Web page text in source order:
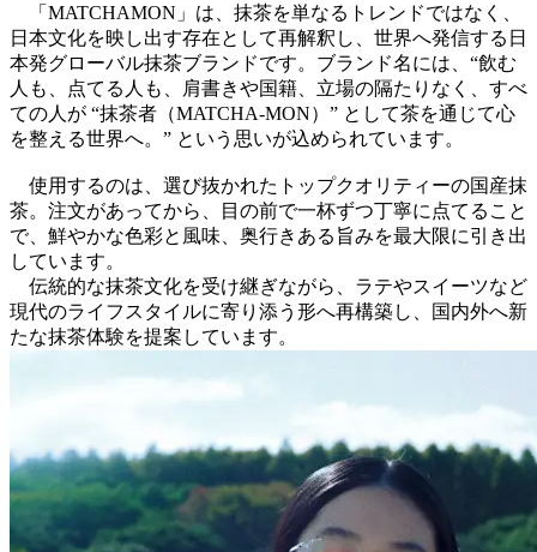
「MATCHAMON」は、抹茶を単なるトレンドではなく、
日本文化を映し出す存在として再解釈し、世界へ発信する日
本発グローバル抹茶ブランドです。ブランド名には、“飲む
人も、点てる人も、肩書きや国籍、立場の隔たりなく、すべ
ての人が “抹茶者（MATCHA-MON）” として茶を通じて心
を整える世界へ。” という思いが込められています。
使用するのは、選び抜かれたトップクオリティーの国産抹
茶。注文があってから、目の前で一杯ずつ丁寧に点てること
で、鮮やかな色彩と風味、奥行きある旨みを最大限に引き出
しています。
伝統的な抹茶文化を受け継ぎながら、ラテやスイーツなど
現代のライフスタイルに寄り添う形へ再構築し、国内外へ新
たな抹茶体験を提案しています。